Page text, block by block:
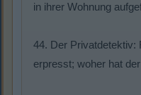
in ihrer Wohnung
44. Der Privatdetektiv:
erpresst; woher hat